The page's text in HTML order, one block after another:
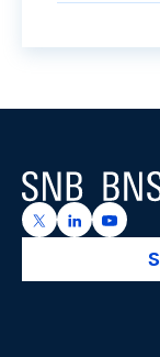
Logo
https://x.com/
https://